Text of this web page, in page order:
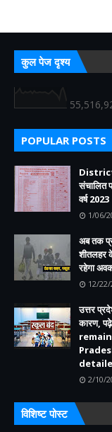
कुल पेज दृश्य
POPULAR POSTS
District
संचालित
वर्ष 2023
1/06/
अब तक
शीतलहर
रहेगा
12/
उत्तर
कारण,
2/10/
विशिष्ट पोस्ट